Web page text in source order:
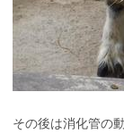
その後は消化管の